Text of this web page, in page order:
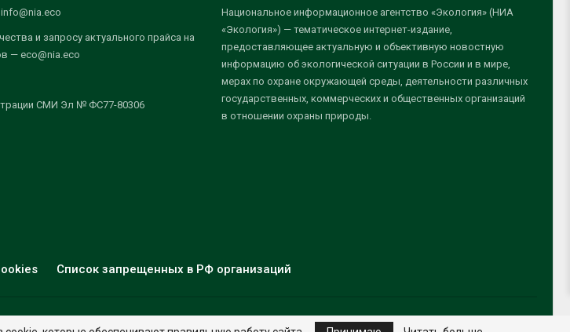
и запросу актуального прайса на
— eco@nia.eco
СМИ Эл № ФС77-80306
Национальное информационное агентство «Экология» (НИА
«Экология») — тематическое интернет-издание,
предоставляющее актуальную и объективную новостную
информацию об экологической ситуации в России и в мире,
мерах по охране окружающей среды, деятельности различных
государственных, коммерческих и общественных организаций
в отношении охраны природы.
Список запрещенных в РФ организаций